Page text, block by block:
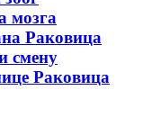
мозга
Раковица
смену
Раковица